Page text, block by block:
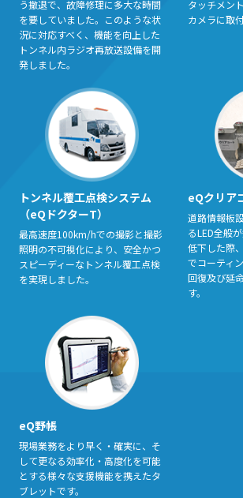
う撤退で、故障修理に多大な時間
を要していました。このような状
況に対応すべく、機能を向上した
トンネル内ラジオ再放送設備を開
発しました。
タッチメン
カメラに取
トンネル覆工点検システム
（eQドクターT）
最高速度100km/hでの撮影と撮影
照明の不可視化により、安全かつ
スピーディーなトンネル覆工点検
を実現しました。
eQクリア
道路情報板
るLED全般
低下した際
でコーティ
回復及び延
す。
eQ野帳
現場業務をより早く・確実に、そ
して更なる効率化・高度化を可能
とする様々な支援機能を携えたタ
ブレットです。